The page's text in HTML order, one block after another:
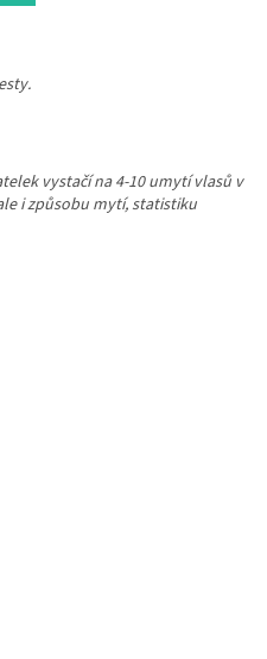
vystačí na 4-10 umytí vlasů v
i způsobu mytí, statistiku